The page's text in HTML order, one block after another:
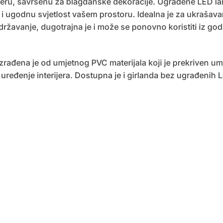
svjetlost vašem prostoru. Idealna je za
dugotrajna je i može se ponovno koristiti iz
je od umjetnog PVC materijala koji je prekriven
interijera. Dostupna je i girlanda bez ugrađenih